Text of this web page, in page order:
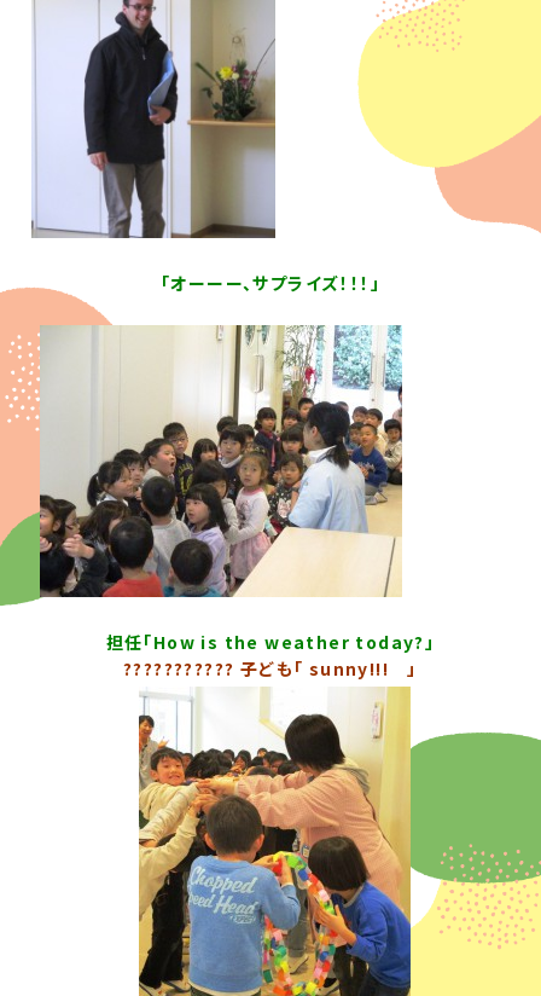
「オーーー、サプライズ！！！」
担任「How is the weather today?」
??????????? 子ども「 sunny!!! 」